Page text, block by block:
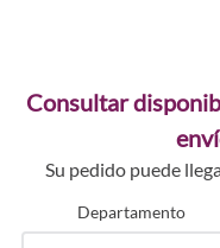
Consultar
Su pedido puede
Departamento